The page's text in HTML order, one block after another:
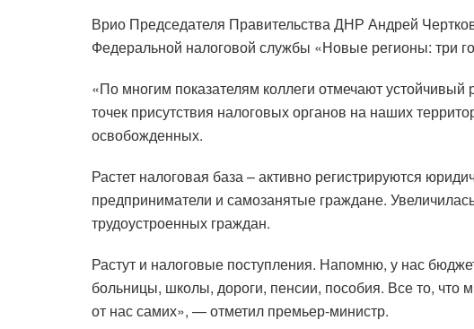
Врио Председателя Правительства ДНР Андрей
Федеральной налоговой службы «Новые регионы: три
«По многим показателям коллеги отмечают устойчивый
точек присутствия налоговых органов на наших
освобожденных.
Растет налоговая база – активно регистрируются
предприниматели и самозанятые граждане.
трудоустроенных граждан.
Растут и налоговые поступления. Напомню, у нас
больницы, школы, дороги, пенсии, пособия. Все то, что
от нас самих», — отметил премьер-министр.